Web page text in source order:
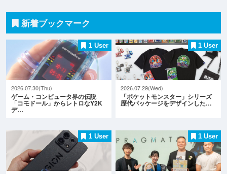
新着ブックマーク
1 User
2026.07.30(Thu)
ゲーム・コンピュータ界の伝説
「コモドール」からレトロなY2K
デ…
1 User
2026.07.29(Wed)
「ポケットモンスター」シリーズ
歴代パッケージをデザインした…
1 User 1 User